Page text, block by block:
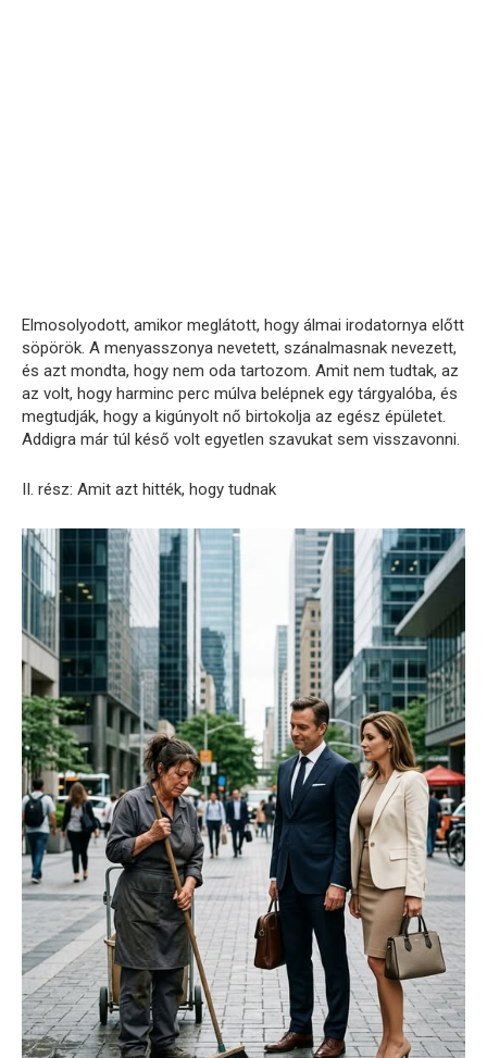
Elmosolyodott, amikor meglátott, hogy álmai irodatornya előtt
söpörök. A menyasszonya nevetett, szánalmasnak nevezett,
és azt mondta, hogy nem oda tartozom. Amit nem tudtak, az
az volt, hogy harminc perc múlva belépnek egy tárgyalóba, és
megtudják, hogy a kigúnyolt nő birtokolja az egész épületet.
Addigra már túl késő volt egyetlen szavukat sem visszavonni.
II. rész: Amit azt hitték, hogy tudnak